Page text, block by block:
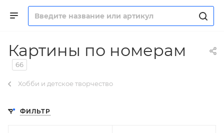
Картины по номерам
66
Хобби и детское творчество
ФИЛЬТР